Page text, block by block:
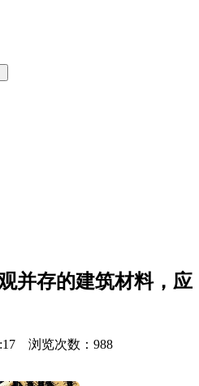
并存的建筑材料，应
浏览次数： 988